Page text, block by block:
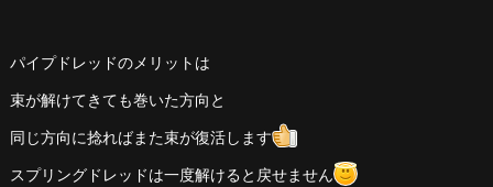
パイプドレッドのメリットは
束が解けてきても巻いた方向と
同じ方向に捻ればまた束が復活します
スプリングドレッドは一度解けると戻せません